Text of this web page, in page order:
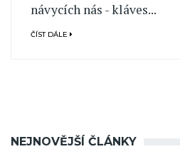
návycích nás - kláves...
ČÍST DÁLE
NEJNOVĚJŠÍ ČLÁNKY